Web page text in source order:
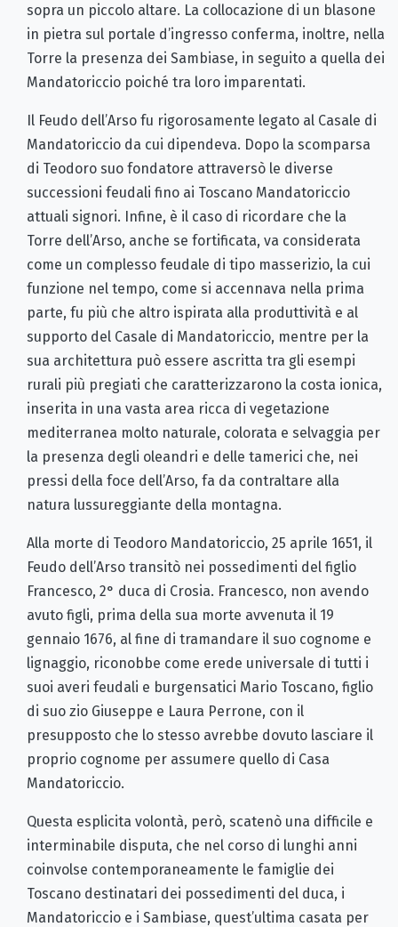
sopra un piccolo altare. La collocazione di un blasone
in pietra sul portale d’ingresso conferma, inoltre, nella
Torre la presenza dei Sambiase, in seguito a quella dei
Mandatoriccio poiché tra loro imparentati.
Il Feudo dell’Arso fu rigorosamente legato al Casale di
Mandatoriccio da cui dipendeva. Dopo la scomparsa
di Teodoro suo fondatore attraversò le diverse
successioni feudali fino ai Toscano Mandatoriccio
attuali signori. Infine, è il caso di ricordare che la
Torre dell’Arso, anche se fortificata, va considerata
come un complesso feudale di tipo masserizio, la cui
funzione nel tempo, come si accennava nella prima
parte, fu più che altro ispirata alla produttività e al
supporto del Casale di Mandatoriccio, mentre per la
sua architettura può essere ascritta tra gli esempi
rurali più pregiati che caratterizzarono la costa ionica,
inserita in una vasta area ricca di vegetazione
mediterranea molto naturale, colorata e selvaggia per
la presenza degli oleandri e delle tamerici che, nei
pressi della foce dell’Arso, fa da contraltare alla
natura lussureggiante della montagna.
Alla morte di Teodoro Mandatoriccio, 25 aprile 1651, il
Feudo dell’Arso transitò nei possedimenti del figlio
Francesco, 2° duca di Crosia. Francesco, non avendo
avuto figli, prima della sua morte avvenuta il 19
gennaio 1676, al fine di tramandare il suo cognome e
lignaggio, riconobbe come erede universale di tutti i
suoi averi feudali e burgensatici Mario Toscano, figlio
di suo zio Giuseppe e Laura Perrone, con il
presupposto che lo stesso avrebbe dovuto lasciare il
proprio cognome per assumere quello di Casa
Mandatoriccio.
Questa esplicita volontà, però, scatenò una difficile e
interminabile disputa, che nel corso di lunghi anni
coinvolse contemporaneamente le famiglie dei
Toscano destinatari dei possedimenti del duca, i
Mandatoriccio e i Sambiase, quest’ultima casata per